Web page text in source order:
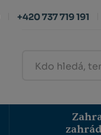
+420 737 719 191
hledá,